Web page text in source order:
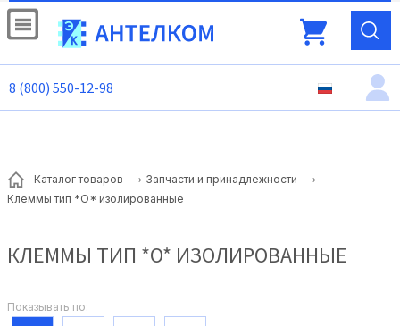
8 (800) 550-12-98
Каталог товаров
Запчасти и принадлежности
Клеммы тип *O* изолированные
КЛЕММЫ ТИП *O* ИЗОЛИРОВАННЫЕ
Показывать по: